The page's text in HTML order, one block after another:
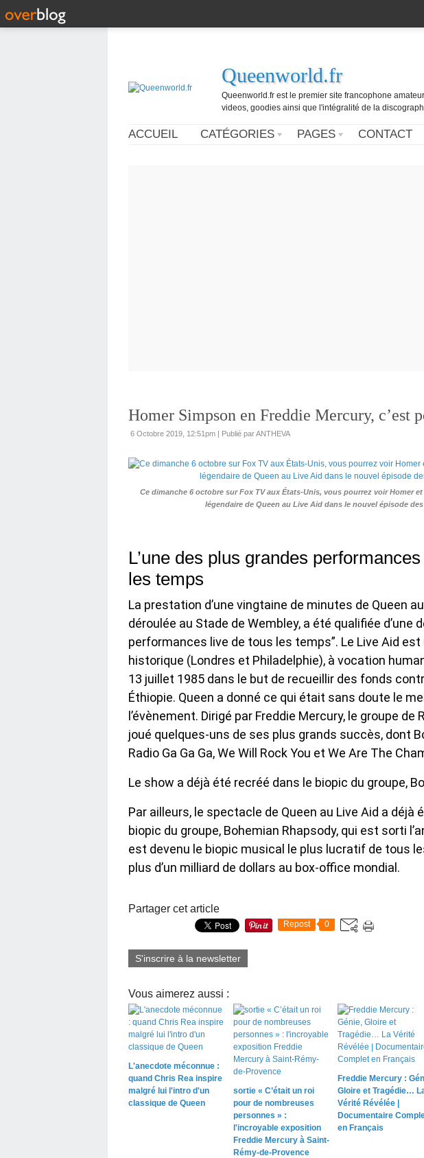
Queenworld.fr
Queenworld.fr est le premier site francophone
videos, goodies ainsi que l'intégralité de la
ACCUEIL CATÉGORIES PAGES CONTACT
Homer Simpson en Freddie Mercury, c’est
6 Octobre 2019, 12:51pm | Publié par ANTHEVA
Ce dimanche 6 octobre sur Fox TV aux États-Unis, vous pourrez voir Homer
légendaire de Queen au Live Aid dans le nouvel épisode
L’une des plus grandes
les temps
La prestation d’une vingtaine de minutes de Queen au
déroulée au Stade de Wembley, a été qualifiée d’une
performances live de tous les temps”. Le Live Aid
historique (Londres et Philadelphie), à vocation
13 juillet 1985 dans le but de recueillir des fonds
Éthiopie. Queen a donné ce qui était sans doute le
l’évènement. Dirigé par Freddie Mercury, le groupe de
joué quelques-uns de ses plus grands succès, dont
Radio Ga Ga Ga, We Will Rock You et We Are The
Le show a déjà été recréé dans le biopic du groupe,
Par ailleurs, le spectacle de Queen au Live Aid a déjà
biopic du groupe, Bohemian Rhapsody, qui est sorti
est devenu le biopic musical le plus lucratif de tous
plus d’un milliard de dollars au box-office mondial.
Partager cet article
Repost 0
S'inscrire à la newsletter
Vous aimerez aussi :
L'anecdote méconnue :
quand Chris Rea inspire
malgré lui l'intro d'un
classique de Queen
sortie « C’était un roi
pour de nombreuses
personnes » :
l'incroyable exposition
Freddie Mercury à Saint-
Rémy-de-Provence
Freddie Mercury :
Gloire et Tragédie…
Vérité Révélée |
Documentaire
en Français